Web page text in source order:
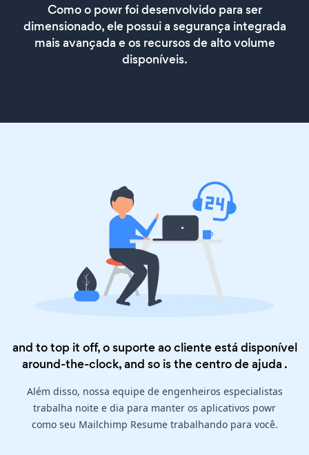
Como o powr foi desenvolvido para ser
dimensionado, ele possui a segurança integrada
mais avançada e os recursos de alto volume
disponíveis.
and to top it off, o suporte ao cliente está disponível
around-the-clock, and so is thecentro de ajuda .
Além disso, nossa equipe de engenheiros especialistas
trabalha noite e dia para manter os aplicativos powr
como seu Mailchimp Resume trabalhando para você.